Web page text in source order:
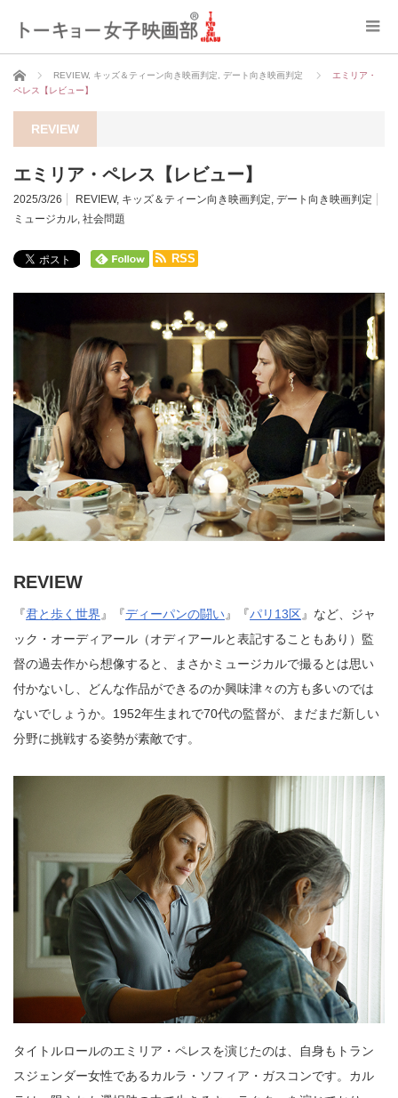
ホーム REVIEW, キッズ＆ティーン向き映画判定 デート向き映画判定
エミリア・
ペレス【レビュー】
REVIEW
エミリア・ペレス【レビュー】
2025/3/26 REVIEW, キッズ＆ティーン向き映画判定, デート向き映画判定
ミュージカル, 社会問題
RSS
REVIEW
『君と歩く世界 』『ディーパンの闘い』『パリ13区』など、ジャ
ック・オーディアール（オディアールと表記することもあり）監
督の過去作から想像すると、まさかミュージカルで撮るとは思い
付かないし、どんな作品ができるのか興味津々の方も多いのでは
ないでしょうか。1952年生まれで70代の監督が、まだまだ新しい
分野に挑戦する姿勢が素敵です。
タイトルロールのエミリア・ペレスを演じたのは、自身もトラン
スジェンダー女性であるカルラ・ソフィア・ガスコンです。カル